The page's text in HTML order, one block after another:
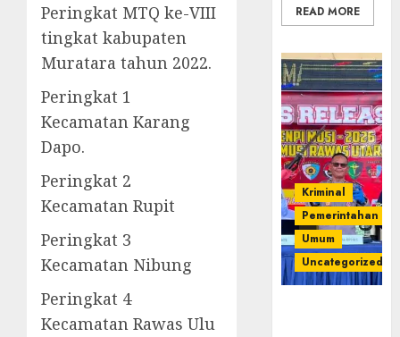
Peringkat MTQ ke-VIII
tingkat kabupaten
Muratara tahun 2022.
Peringkat 1
Kecamatan Karang
Dapo.
Peringkat 2
Kecamatan Rupit
Peringkat 3
Kecamatan Nibung
Peringkat 4
Kecamatan Rawas Ulu
READ MORE
Kriminal
Pemerintahan
Umum
Uncategorized